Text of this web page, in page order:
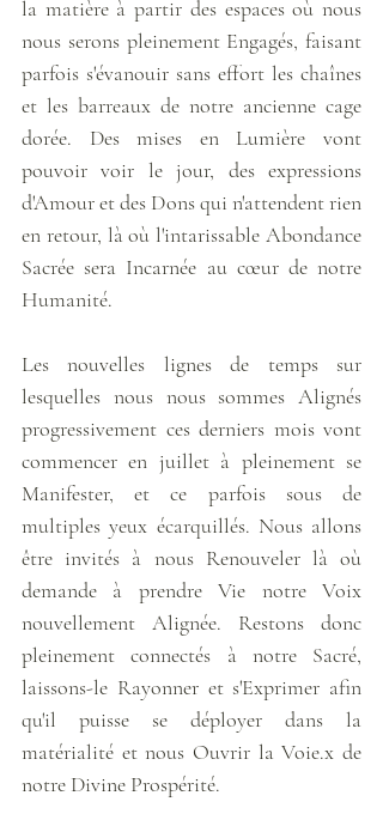
la matière à partir des espaces où nous
nous serons pleinement Engagés, faisant
parfois s'évanouir sans effort les chaînes
et les barreaux de notre ancienne cage
dorée. Des mises en Lumière vont
pouvoir voir le jour, des expressions
d'Amour et des Dons qui n'attendent rien
en retour, là où l'intarissable Abondance
Sacrée sera Incarnée au cœur de notre
Humanité.
Les nouvelles lignes de temps sur
lesquelles nous nous sommes Alignés
progressivement ces derniers mois vont
commencer en juillet à pleinement se
Manifester, et ce parfois sous de
multiples yeux écarquillés. Nous allons
être invités à nous Renouveler là où
demande à prendre Vie notre Voix
nouvellement Alignée. Restons donc
pleinement connectés à notre Sacré,
laissons-le Rayonner et s'Exprimer afin
qu'il puisse se déployer dans la
matérialité et nous Ouvrir la Voie.x de
notre Divine Prospérité.